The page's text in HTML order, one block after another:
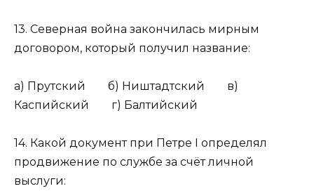
13. Северная война закончилась мирным
договором, который получил название:
а) Прутский б) Ништадтский в)
Каспийский г) Балтийский
14. Какой документ при Петре I определял
продвижение по службе за счёт личной
выслуги: